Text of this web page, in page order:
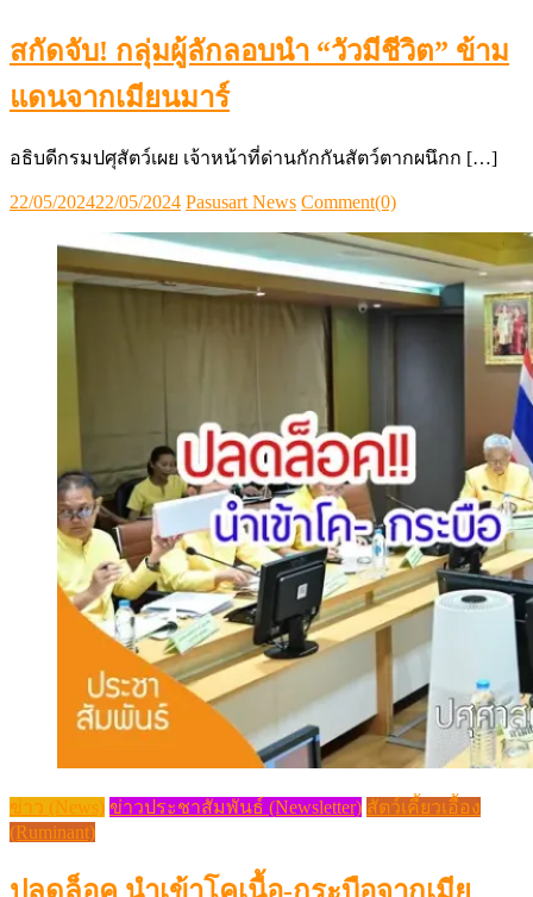
สกัดจับ! กลุ่มผู้ลักลอบนำ “วัวมีชีวิต” ข้าม
แดนจากเมียนมาร์
อธิบดีกรมปศุสัตว์เผย เจ้าหน้าที่ด่านกักกันสัตว์ตากผนึกก […]
Posted
22/05/202422/05/2024 Author
Pasusart News Comment(0)
ข่าว (News) ข่าวประชาสัมพันธ์ (Newsletter) สัตว์เคี้ยวเอื้อง
(Ruminant)